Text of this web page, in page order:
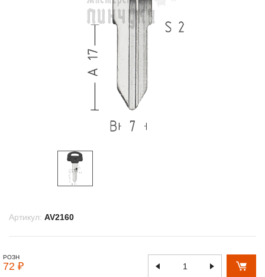
Артикул: AV2160
РОЗН
72 ₽